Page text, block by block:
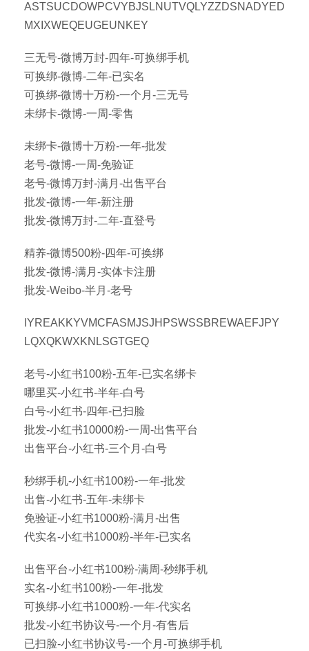
ASTSUCDOWPCVYBJSLNUTVQLYZZDSNADYED
MXIXWEQEUGEUNKEY
三无号-微博万封-四年-可换绑手机
可换绑-微博-二年-已实名
可换绑-微博十万粉-一个月-三无号
未绑卡-微博-一周-零售
未绑卡-微博十万粉-一年-批发
老号-微博-一周-免验证
老号-微博万封-满月-出售平台
批发-微博-一年-新注册
批发-微博万封-二年-直登号
精养-微博500粉-四年-可换绑
批发-微博-满月-实体卡注册
批发-Weibo-半月-老号
IYREAKKYVMCFASMJSJHPSWSSBREWAEFJPY
LQXQKWXKNLSGTGEQ
老号-小红书100粉-五年-已实名绑卡
哪里买-小红书-半年-白号
白号-小红书-四年-已扫脸
批发-小红书10000粉-一周-出售平台
出售平台-小红书-三个月-白号
秒绑手机-小红书100粉-一年-批发
出售-小红书-五年-未绑卡
免验证-小红书1000粉-满月-出售
代实名-小红书1000粉-半年-已实名
出售平台-小红书100粉-满周-秒绑手机
实名-小红书100粉-一年-批发
可换绑-小红书1000粉-一年-代实名
批发-小红书协议号-一个月-有售后
已扫脸-小红书协议号-一个月-可换绑手机